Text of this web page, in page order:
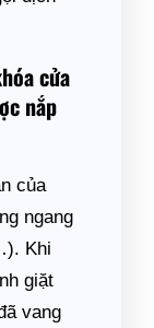
cửa
nắp
của
ngang
Khi
giặt
vang